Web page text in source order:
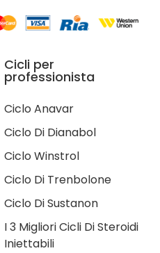
Cicli per
professionista
Ciclo Anavar
Ciclo Di Dianabol
Ciclo Winstrol
Ciclo Di Trenbolone
Ciclo Di Sustanon
I 3 Migliori Cicli Di Steroidi
Iniettabili